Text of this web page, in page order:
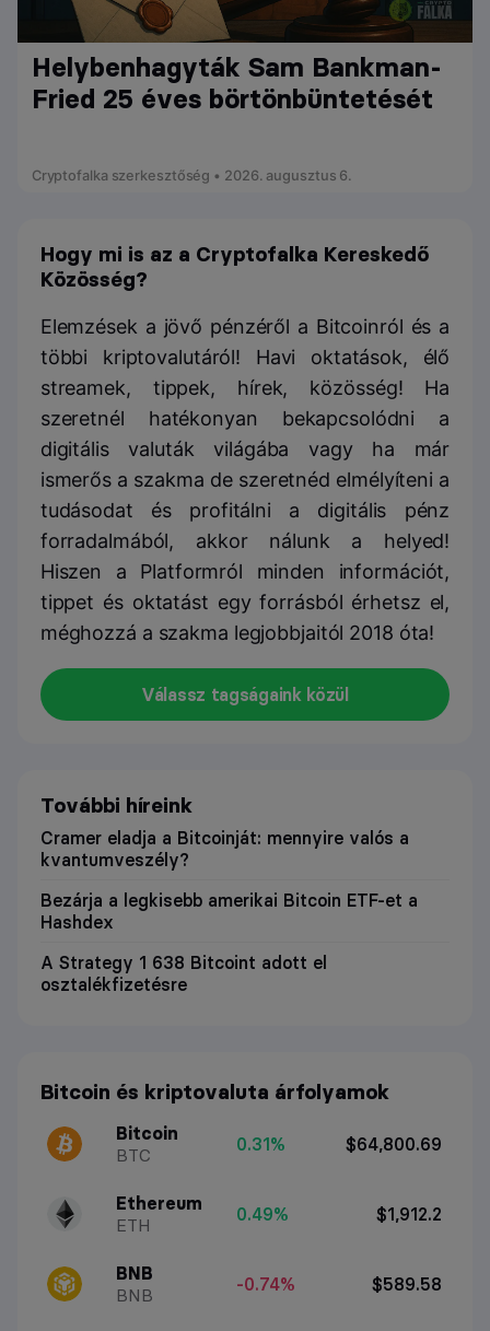
Helybenhagyták Sam Bankman-
Fried 25 éves börtönbüntetését
Cryptofalka szerkesztőség • 2026. augusztus 6.
Hogy mi is az a Cryptofalka Kereskedő
Közösség?
Elemzések a jövő pénzéről a Bitcoinról és a
többi kriptovalutáról! Havi oktatások, élő
streamek, tippek, hírek, közösség! Ha
szeretnél hatékonyan bekapcsolódni a
digitális valuták világába vagy ha már
ismerős a szakma de szeretnéd elmélyíteni a
tudásodat és profitálni a digitális pénz
forradalmából, akkor nálunk a helyed!
Hiszen a Platformról minden információt,
tippet és oktatást egy forrásból érhetsz el,
méghozzá a szakma legjobbjaitól 2018 óta!
Válassz tagságaink közül
További híreink
Cramer eladja a Bitcoinját: mennyire valós a
kvantumveszély?
Bezárja a legkisebb amerikai Bitcoin ETF-et a
Hashdex
A Strategy 1 638 Bitcoint adott el
osztalékfizetésre
Bitcoin és kriptovaluta árfolyamok
Bitcoin
BTC
0.31% $64,800.69
Ethereum
ETH
0.49% $1,912.2
BNB
BNB
-0.74% $589.58